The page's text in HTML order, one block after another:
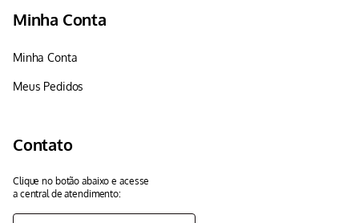
Minha Conta
Minha Conta
Meus Pedidos
Contato
Clique no botão abaixo e acesse
a central de atendimento: